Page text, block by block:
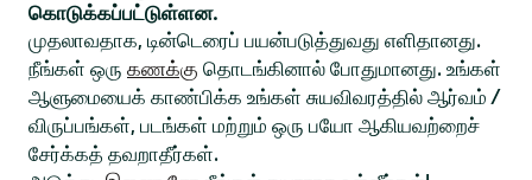
கொடுக்கப்பட்டுள்ளன.
முதலாவதாக, டின்டெரைப் பயன்படுத்துவது எளிதானது.
நீங்கள் ஒரு கணக்கு தொடங்கினால் போதுமானது. உங்கள்
ஆளுமையைக் காண்பிக்க உங்கள் சுயவிவரத்தில் ஆர்வம் /
விருப்பங்கள், படங்கள் மற்றும் ஒரு பயோ ஆகியவற்றைச்
சேர்க்கத் தவறாதீர்கள்.